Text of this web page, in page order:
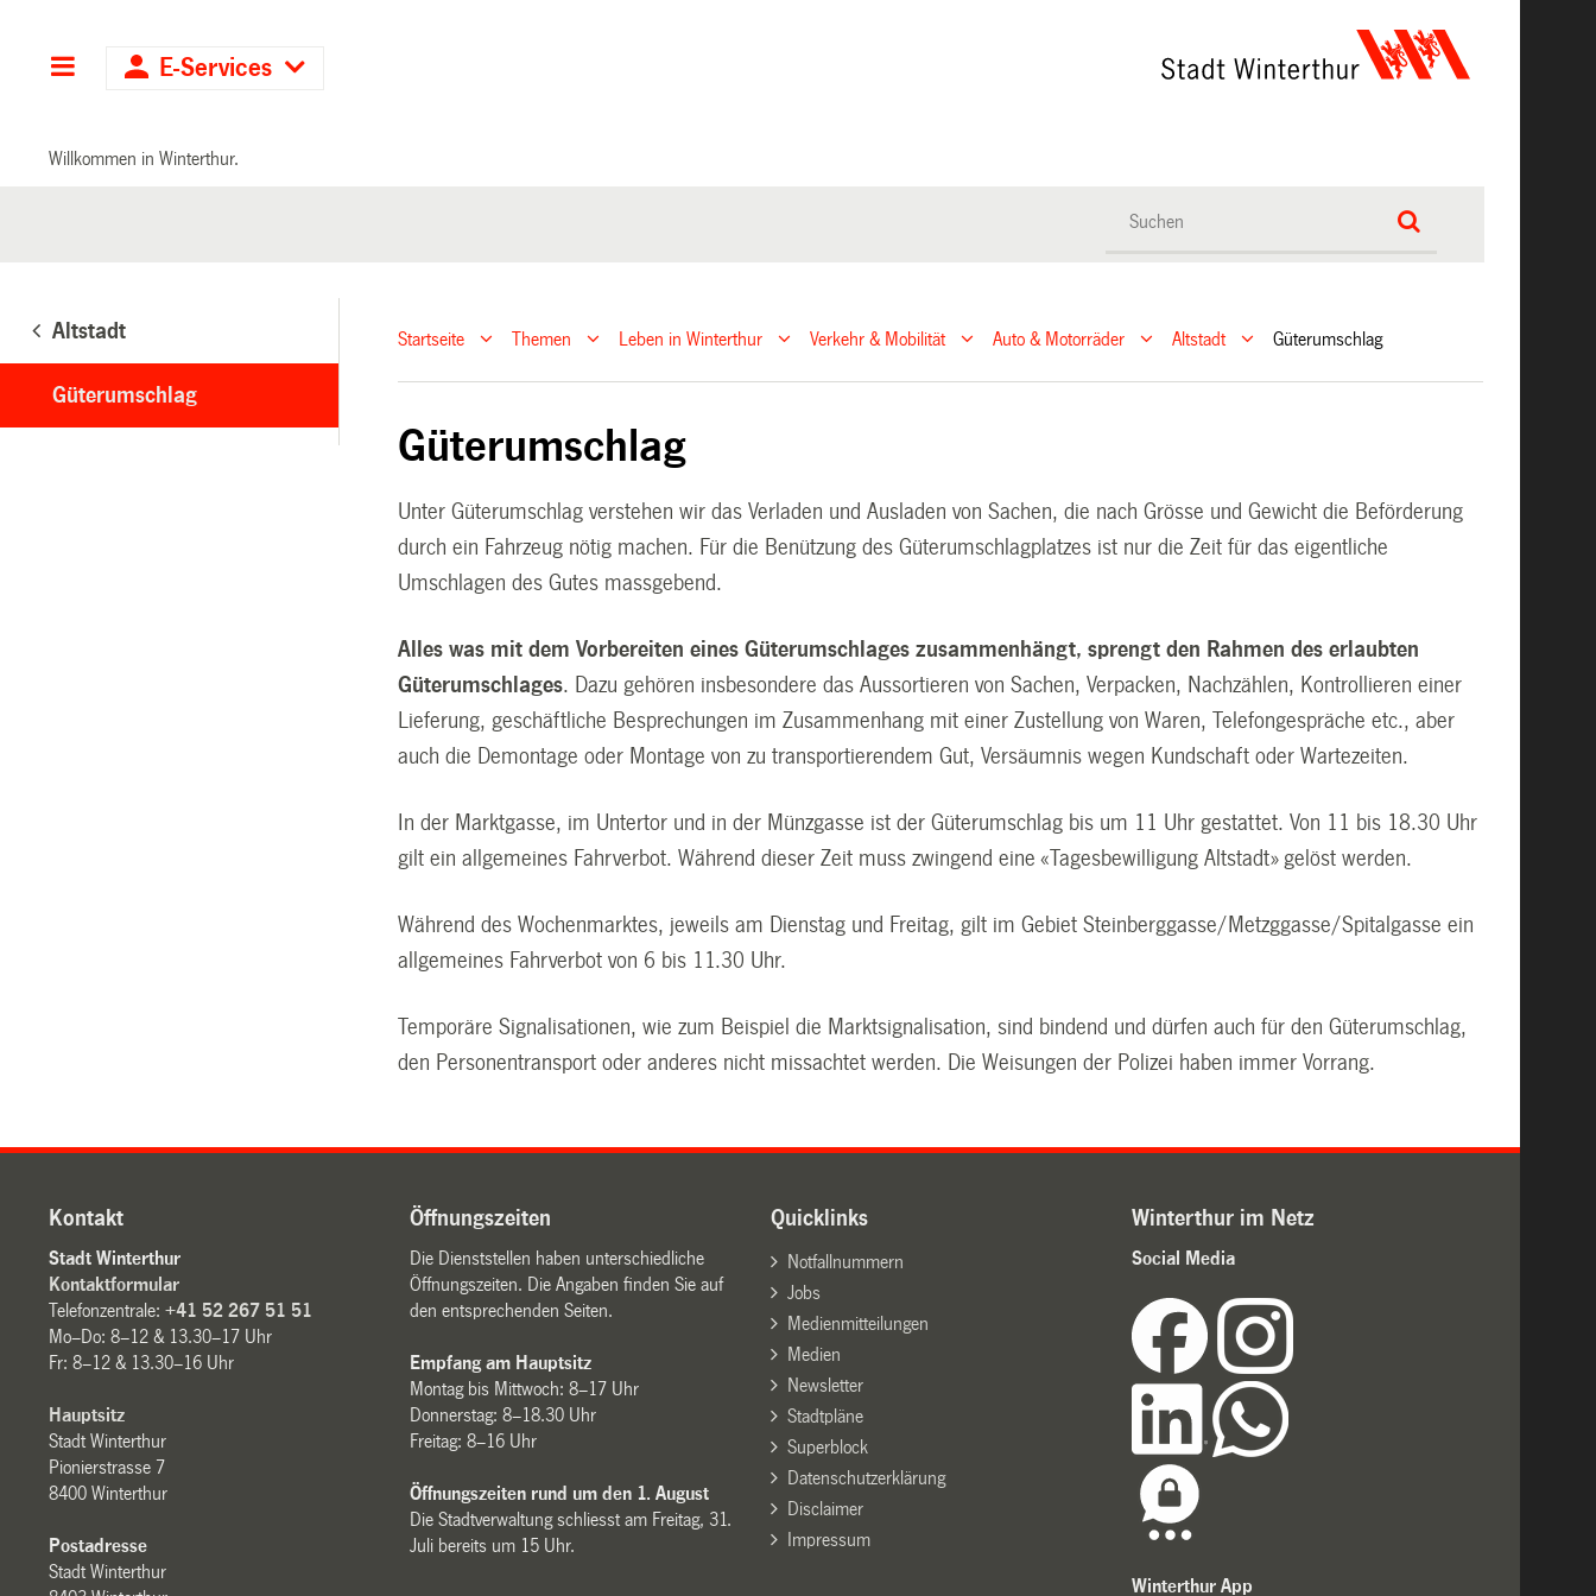
Hauptnavigation
E-Services
Willkommen in Winterthur.
Altstadt
Güterumschlag
Startseite Themen Leben in Winterthur Verkehr & Mobilität Auto & Motorräder Altstadt Güterumschlag
Güterumschlag
Unter Güterumschlag verstehen wir das Verladen und Ausladen von Sachen, die nach Grösse und Gewicht die Beförderung
durch ein Fahrzeug nötig machen. Für die Benützung des Güterumschlagplatzes ist nur die Zeit für das eigentliche
Umschlagen des Gutes massgebend.
Alles was mit dem Vorbereiten eines Güterumschlages zusammenhängt, sprengt den Rahmen des erlaubten
Güterumschlages. Dazu gehören insbesondere das Aussortieren von Sachen, Verpacken, Nachzählen, Kontrollieren einer
Lieferung, geschäftliche Besprechungen im Zusammenhang mit einer Zustellung von Waren, Telefongespräche etc., aber
auch die Demontage oder Montage von zu transportierendem Gut, Versäumnis wegen Kundschaft oder Wartezeiten.
In der Marktgasse, im Untertor und in der Münzgasse ist der Güterumschlag bis um 11 Uhr gestattet. Von 11 bis 18.30 Uhr
gilt ein allgemeines Fahrverbot. Während dieser Zeit muss zwingend eine «Tagesbewilligung Altstadt» gelöst werden.
Während des Wochenmarktes, jeweils am Dienstag und Freitag, gilt im Gebiet Steinberggasse/Metzggasse/Spitalgasse ein
allgemeines Fahrverbot von 6 bis 11.30 Uhr.
Temporäre Signalisationen, wie zum Beispiel die Marktsignalisation, sind bindend und dürfen auch für den Güterumschlag,
den Personentransport oder anderes nicht missachtet werden. Die Weisungen der Polizei haben immer Vorrang.
Kontakt
Stadt Winterthur
Kontaktformular
Telefonzentrale:+41 52 267 51 51
Mo–Do: 8–12 & 13.30–17 Uhr
Fr: 8–12 & 13.30–16 Uhr
Hauptsitz
Stadt Winterthur
Pionierstrasse 7
8400 Winterthur
Postadresse
Stadt Winterthur
Öffnungszeiten
Die Dienststellen haben unterschiedliche
Öffnungszeiten. Die Angaben finden Sie auf
den entsprechenden Seiten.
Empfang am Hauptsitz
Montag bis Mittwoch: 8–17 Uhr
Donnerstag: 8–18.30 Uhr
Freitag: 8–16 Uhr
Öffnungszeiten rund um den 1. August
Die Stadtverwaltung schliesst am Freitag, 31.
Juli bereits um 15 Uhr.
Quicklinks
Notfallnummern
Jobs
Medienmitteilungen
Medien
Newsletter
Stadtpläne
Superblock
Datenschutzerklärung
Disclaimer
Impressum
Winterthur im Netz
Social Media
Winterthur App